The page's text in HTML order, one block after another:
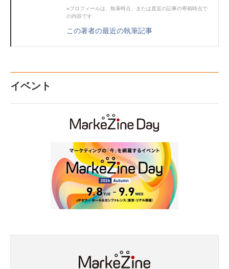
※プロフィールは、執筆時点、または直近の記事の寄稿時点で
の内容です
この著者の最近の執筆記事
イベント